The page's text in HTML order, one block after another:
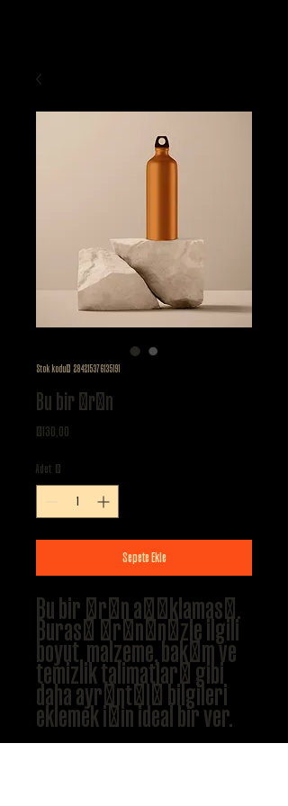
Stok kodu: 284215376135191
Bu bir ürün
₺130,00
Adet *
Sepete Ekle
Bu bir ürün açıklaması.
Burası ürününüzle ilgili
boyut, malzeme, bakım ve
temizlik talimatları gibi
daha ayrıntılı bilgileri
eklemek için ideal bir yer.